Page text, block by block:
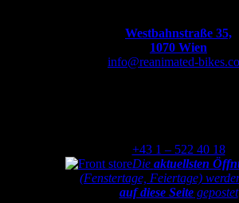
Westbahnstraße 35,
1070 Wien
info@reanimated-
+43 1 – 522 40 18
Die aktuellsten
(Fenstertage, Feiertage)
auf diese Seitegepostet